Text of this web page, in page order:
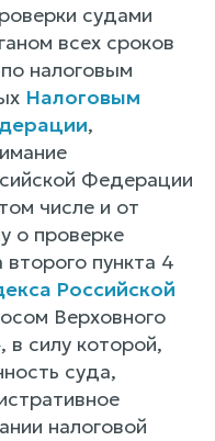
судами
всех сроков
налоговым
Налоговым
,
Федерации
числе и от
проверке
пункта 4
Российской
Верховного
в силу которой,
суда,
налоговой